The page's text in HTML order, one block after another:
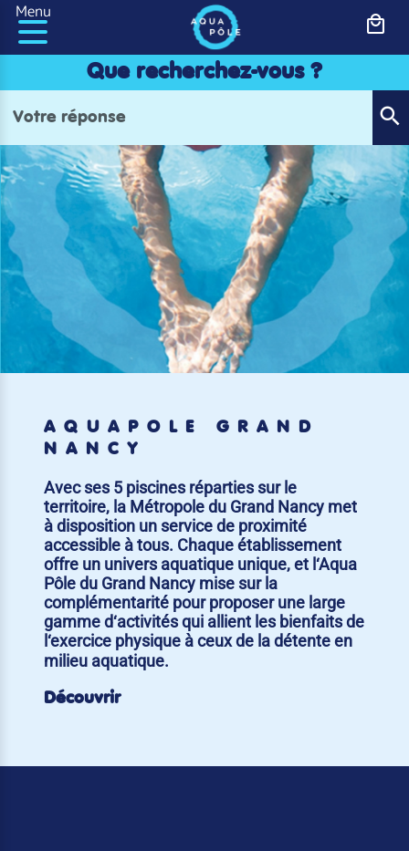
Panneau de gestion des cookies
Menu
Que recherchez-vous ?
AQUAPÔLE GRAND
NANCY
Avec ses 5 piscines réparties sur le
territoire, la Métropole du Grand Nancy met
à disposition un service de proximité
accessible à tous. Chaque établissement
offre un univers aquatique unique, et l‘Aqua
Pôle du Grand Nancy mise sur la
complémentarité pour proposer une large
gamme d‘activités qui allient les bienfaits de
l‘exercice physique à ceux de la détente en
milieu aquatique.
Découvrir